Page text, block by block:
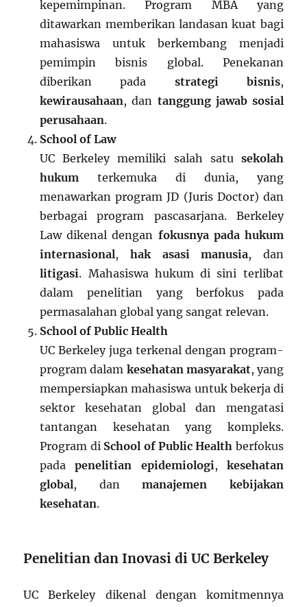
kepemimpinan. Program MBA yang
ditawarkan memberikan landasan kuat bagi
mahasiswa untuk berkembang menjadi
pemimpin bisnis global. Penekanan
diberikan pada strategi bisnis,
kewirausahaan, dan tanggung jawab sosial
perusahaan.
School of Law
UC Berkeley memiliki salah satu sekolah
hukum terkemuka di dunia, yang
menawarkan program JD (Juris Doctor) dan
berbagai program pascasarjana. Berkeley
Law dikenal dengan fokusnya pada hukum
internasional, hak asasi manusia, dan
litigasi. Mahasiswa hukum di sini terlibat
dalam penelitian yang berfokus pada
permasalahan global yang sangat relevan.
School of Public Health
UC Berkeley juga terkenal dengan program-
program dalam kesehatan masyarakat, yang
mempersiapkan mahasiswa untuk bekerja di
sektor kesehatan global dan mengatasi
tantangan kesehatan yang kompleks.
Program di School of Public Health berfokus
padapenelitian epidemiologi, kesehatan
global, danmanajemen kebijakan
kesehatan.
Penelitian dan Inovasi di UC Berkeley
UC Berkeley dikenal dengan komitmennya